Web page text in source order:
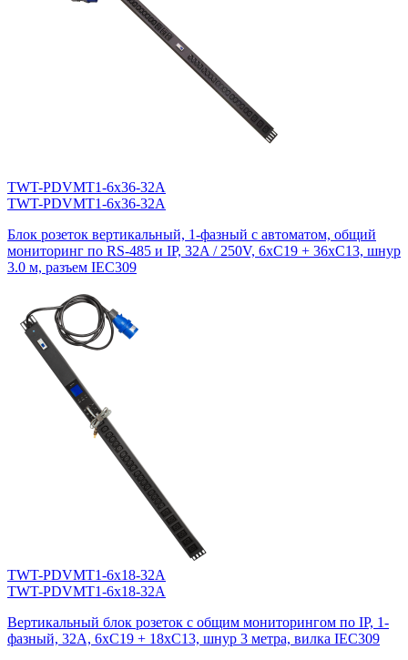
TWT-PDVMT1-6x36-32A
TWT-PDVMT1-6x36-32A
Блок розеток вертикальный, 1-фазный с автоматом, общий
мониторинг по RS-485 и IP, 32A / 250V, 6xC19 + 36xC13, шнур
3.0 м, разъем IEC309
TWT-PDVMT1-6x18-32A
TWT-PDVMT1-6x18-32A
Вертикальный блок розеток с общим мониторингом по IP, 1-
фазный, 32A, 6xC19 + 18xC13, шнур 3 метра, вилка IEC309